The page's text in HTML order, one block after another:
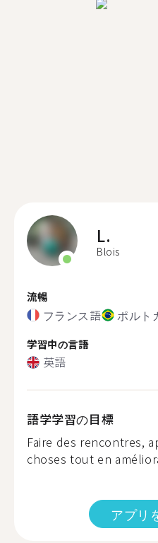
L.
Blois
流暢
フランス語 ポルト
学習中の言語
英語
語学学習の目標
Faire des rencontres,
choses tout en
アプリ